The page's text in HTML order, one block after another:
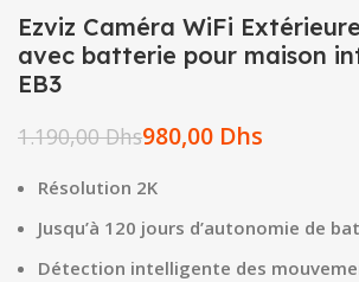
Ezviz Caméra WiFi
avec batterie pour maison
EB3
1.190,00Dhs980,00 Dhs
Résolution 2K
Jusqu’à 120 jours d’autonomie de
Détection intelligente des